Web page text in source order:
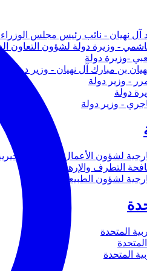
آل نهيان - نائب رئيس مجلس الوزراء
- وزيرة دولة لشؤون التعاون
-وزيرة دولة
بن مبارك آل نهيان - وزير دولة
- وزير دولة
دولة
- وزير دولة
لشؤون الأعمال والأعمال
التطرف والإرهاب
لشؤون الطبيعة
المتحدة
المتحدة